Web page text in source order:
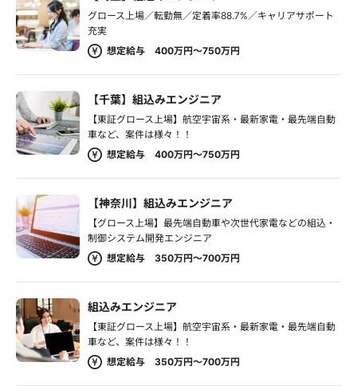
グロース上場／転勤無／定着率88.7%／キャリアサポート
充実
想定給与 400万円～750万円
【千葉】組込みエンジニア
【東証グロース上場】航空宇宙系・最新家電・最先端自動
車など、案件は様々！！
想定給与 400万円～750万円
【神奈川】組込みエンジニア
【グロース上場】最先端自動車や次世代家電などの組込・
制御システム開発エンジニア
想定給与 350万円～700万円
組込みエンジニア
【東証グロース上場】航空宇宙系・最新家電・最先端自動
車など、案件は様々！！
想定給与 350万円～700万円